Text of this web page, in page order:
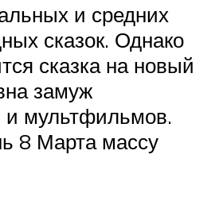
и средних
сказок. Однако
сказка на новый
замуж
и мультфильмов.
8 Марта массу